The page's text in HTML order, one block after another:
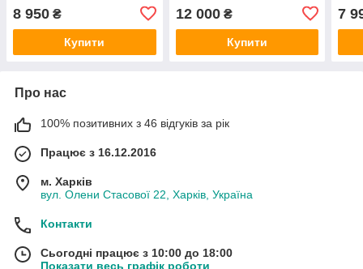
8 950 ₴
Купити
12 000₴
Купити
7
Про нас
100% позитивних з 46 відгуків за рік
Працює з 16.12.2016
м. Харків
вул. Олени Стасової 22, Харків, Україна
Контакти
Сьогодні працює з 10:00 до 18:00
Показати весь графік роботи